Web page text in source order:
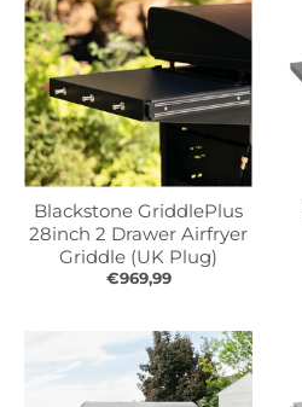
o
p
d
o
w
n
_
a
b
o
d
o
w
n
_
l
a
b
Blackstone GriddlePlus
28inch 2 Drawer Airfryer
Griddle (UK Plug)
€969,99